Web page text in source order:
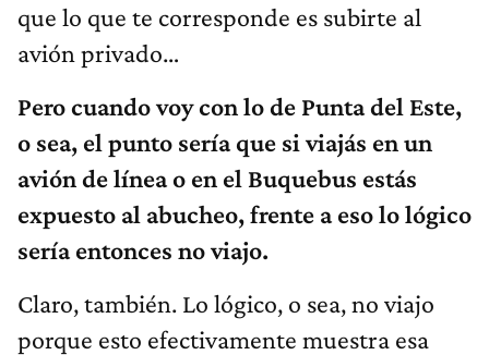
que lo que te corresponde es subirte al
avión privado…
Pero cuando voy con lo de Punta del Este,
o sea, el punto sería que si viajás en un
avión de línea o en el Buquebus estás
expuesto al abucheo, frente a eso lo lógico
sería entonces no viajo.
Claro, también. Lo lógico, o sea, no viajo
porque esto efectivamente muestra esa